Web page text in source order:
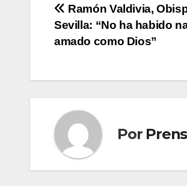
Navegación
de
Ramón Valdivia,
Sevilla: “No ha habido
amado como Dios”
Por